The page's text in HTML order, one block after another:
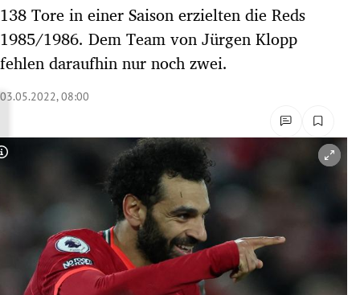
Untermenü
Untermenü
Untermenü
Untermenü
Untermenü
138 Tore in einer Saison erzielten die Reds
1985/1986. Dem Team von Jürgen Klopp
fehlen daraufhin nur noch zwei.
03.05.2022, 08:00
Copyright-Hinweis öffnen/schließen